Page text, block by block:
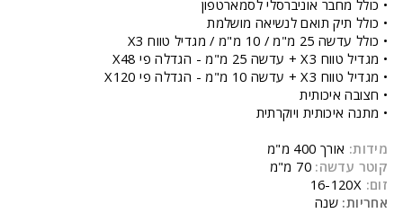
• כולל מחבר אוניברסלי לסמארטפון
• כולל תיק תואם לנשיאה מושלמת
• כולל עדשה 25 מ"מ / 10 מ"מ / מגדיל טווח X3
• מגדיל טווח X3 + עדשה 25 מ"מ - הגדלה פי X48
• מגדיל טווח X3 + עדשה 10 מ"מ - הגדלה פי X120
• חצובה איכותית
• מתנה איכותית ויוקרתית
מידות: אורך 400 מ"מ
קוטר עדשה: 70 מ"מ
זום:
אחריות: שנה